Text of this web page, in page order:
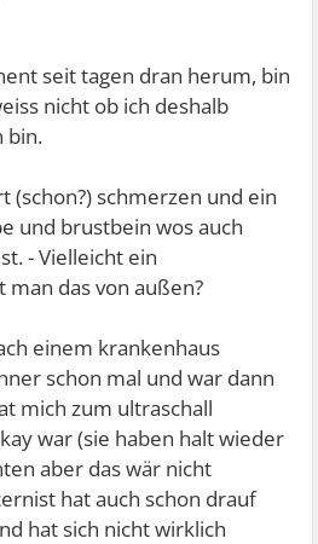
seit tagen dran herum, bin
nicht ob ich deshalb
bin.
(schon?) schmerzen und ein
und brustbein wos auch
- Vielleicht ein
man das von außen?
einem krankenhaus
schon mal und war dann
mich zum ultraschall
war (sie haben halt wieder
aber das wär nicht
hat auch schon drauf
hat sich nicht wirklich